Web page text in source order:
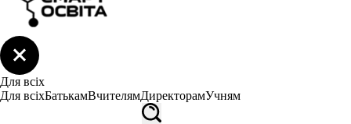
Для всіх
Для всіхБатькамВчителямДиректорамУчням